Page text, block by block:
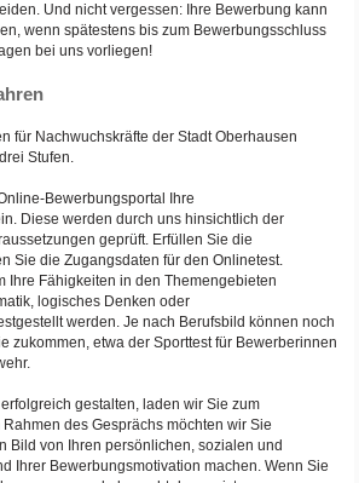
Und nicht vergessen: Ihre Bewerbung kann
wenn spätestens bis zum Bewerbungsschluss
bei uns vorliegen!
für Nachwuchskräfte der Stadt Oberhausen
Stufen.
Bewerbungsportal Ihre
Diese werden durch uns hinsichtlich der
geprüft. Erfüllen Sie die
Sie die Zugangsdaten für den Onlinetest.
Ihre Fähigkeiten in den Themengebieten
logisches Denken oder
werden. Je nach Berufsbild können noch
zukommen, etwa der Sporttest für Bewerberinnen
gestalten, laden wir Sie zum
des Gesprächs möchten wir Sie
Bild von Ihren persönlichen, sozialen und
Ihrer Bewerbungsmotivation machen. Wenn Sie